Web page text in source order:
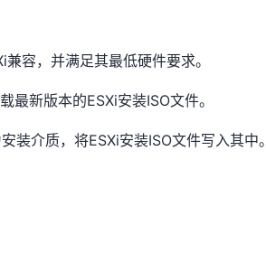
容，并满足其最低硬件要求。
新版本的ESXi安装ISO文件。
装介质，将ESXi安装ISO文件写入其中。